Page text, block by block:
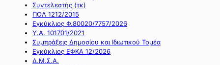
Συντελεστής (τκ)
ΠΟΛ 1212/2015
Εγκύκλιος Φ.80020/7757/2026
Υ.Α. 101701/2021
Συμπράξεις Δημοσίου και Ιδιωτικού Τομέα
Εγκύκλιος ΕΦΚΑ 12/2026
Δ.Μ.Σ.Α.